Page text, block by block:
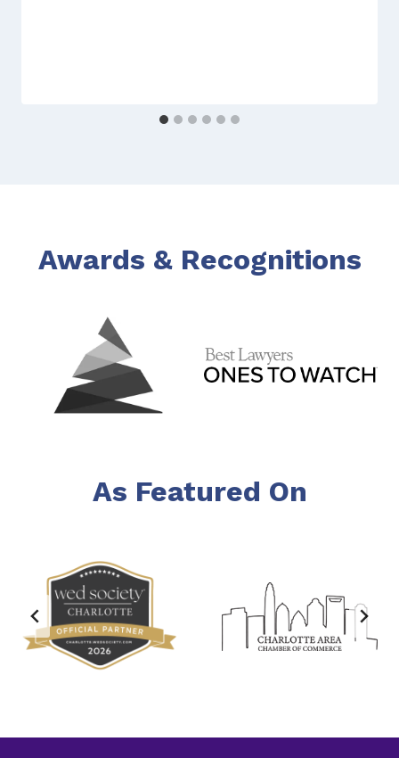
Awards & Recognitions
As Featured On